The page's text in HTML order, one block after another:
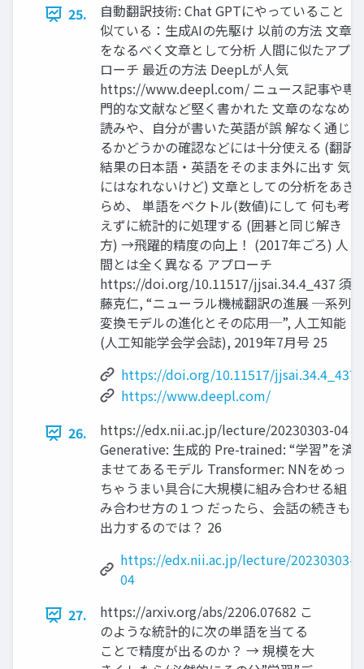
25.
自動翻訳技術: Chat GPTにやっていること
似ている：生成AIの先駆け 以前の方法 文章
をなるべく文章として分析 人間に似たアプ
ローチ 最近の方法 DeepLが人気
https://www.deepl.com/ ニュース記事や専
門的な文献など堅く書かれた 文章のななめ
読みや、自分が書いた英語が誤 解なく通じ
るかどうかの確認などには十分使える (翻訳
結果の日本語・英語をそのまま外に出す 気
にはなれないけど) 文章としての分析をあき
らめ、 単語をベクトル(数値)にして 何も考
えずに統計的に処理する (囲碁と同じ解き
方) →飛躍的精度の向上！ (2017年ごろ) 人
間とは全く異なる アプローチ
https://doi.org/10.11517/jjsai.34.4_437 須
藤克仁, “ニューラル機械翻訳の進展 ─系列
変換モデルの進化とその応用─”, 人工知能
(人工知能学会学会誌), 2019年7月号 25
https://doi.org/10.11517/jjsai.34.4_437
https://www.deepl.com/
26.
https://edx.nii.ac.jp/lecture/20230303-04
Generative: 生成的 Pre-trained: “学習”を済
ませてあるモデル Transformer: NNをめっ
ちゃうまい具合に大規模に組み合わせる組
み合わせ方の１つ だったら、会話の続きも
出力するのでは？ 26
https://edx.nii.ac.jp/lecture/20230303-
04
27.
https://arxiv.org/abs/2206.07682 こ
のような統計的に次の単語を当てる
ことで精度が出るのか？ → 規模を大